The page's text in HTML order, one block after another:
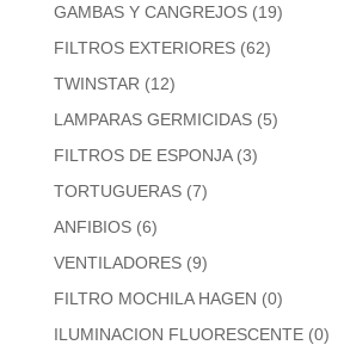
GAMBAS Y CANGREJOS (19)
FILTROS EXTERIORES (62)
TWINSTAR (12)
LAMPARAS GERMICIDAS (5)
FILTROS DE ESPONJA (3)
TORTUGUERAS (7)
ANFIBIOS (6)
VENTILADORES (9)
FILTRO MOCHILA HAGEN (0)
ILUMINACION FLUORESCENTE (0)